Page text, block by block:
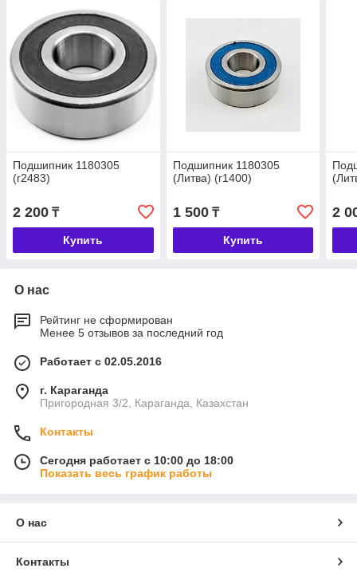
Подшипник 1180305
(г2483)
2 200 ₸
Купить
Подшипник 1180305
(Литва) (г1400)
1 500₸
Купить
2
О нас
Рейтинг не сформирован
Менее 5 отзывов за последний год
Работает с 02.05.2016
г. Караганда
Пригородная 3/2, Караганда, Казахстан
Контакты
Сегодня работает с 10:00 до 18:00
Показать весь график работы
О нас
Контакты